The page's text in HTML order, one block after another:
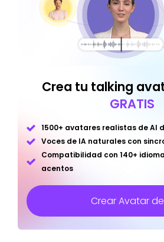
Crea tu talking
GRATIS
1500+ avatares realistas de AI
Voces de IA naturales con
Compatibilidad con 140+
acentos
Crear Avatar de